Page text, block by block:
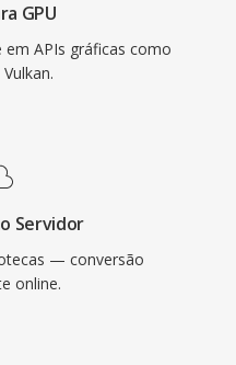
GPU
em APIs gráficas como
Servidor
— conversão
online.